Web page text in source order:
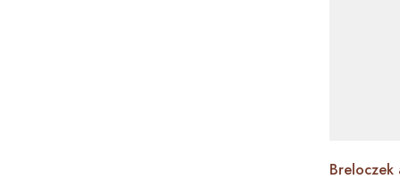
Breloczek